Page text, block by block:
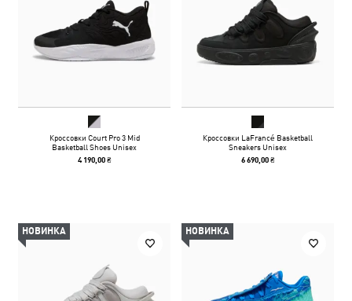
Кроссовки Court Pro 3 Mid
Basketball Shoes Unisex
4 190,00 ₴
Кроссовки LaFrancé Basketball
Sneakers Unisex
6 690,00 ₴
НОВИНКА НОВИНКА